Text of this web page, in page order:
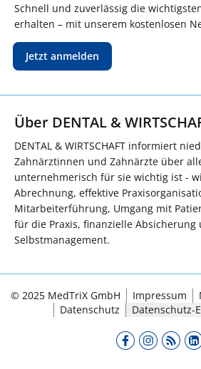
Schnell und zuverlässig die
erhalten – mit unserem kostenlosen
Jetzt anmelden
Über DENTAL &
DENTAL & WIRTSCHAFT informiert
Zahnärztinnen und Zahnärzte über
unternehmerisch für sie wichtig ist -
Abrechnung, effektive
Mitarbeiterführung, Umgang mit
für die Praxis, finanzielle Absicherung
Selbstmanagement.
© 2025 MedTriX GmbH Impressum
Datenschutz
Datenschutz-